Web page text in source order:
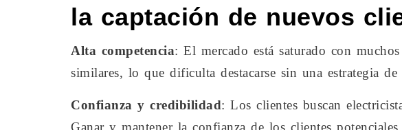
la captación de nuevos
Alta competencia: El mercado está saturado con
similares, lo que dificulta destacarse sin una estrategia
Confianza y credibilidad: Los clientes buscan
Ganar y mantener la confianza de los clientes